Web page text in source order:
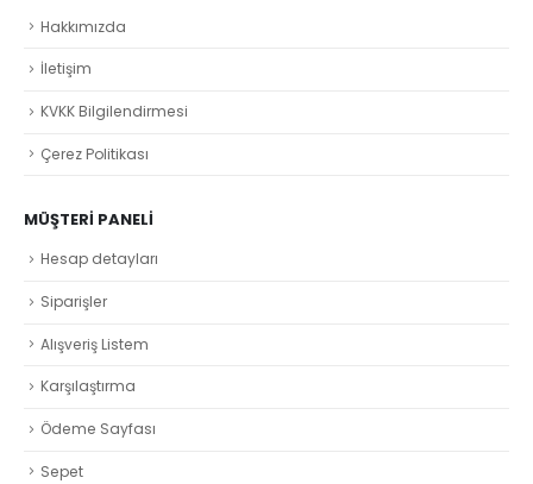
Hakkımızda
İletişim
KVKK Bilgilendirmesi
Çerez Politikası
MÜŞTERI PANELI
Hesap detayları
Siparişler
Alışveriş Listem
Karşılaştırma
Ödeme Sayfası
Sepet